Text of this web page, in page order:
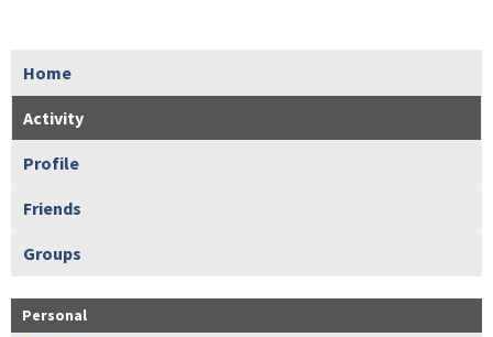
Home
Activity
Profile
Friends
Groups
Personal